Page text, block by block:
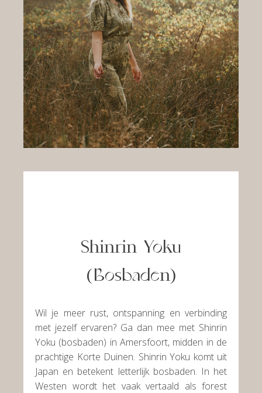
Shinrin Yoku
(Bosbaden)
Wil je meer rust, ontspanning en verbinding
met jezelf ervaren? Ga dan mee met Shinrin
Yoku (bosbaden) in Amersfoort, midden in de
prachtige Korte Duinen. Shinrin Yoku komt uit
Japan en betekent letterlijk bosbaden. In het
Westen wordt het vaak vertaald als forest